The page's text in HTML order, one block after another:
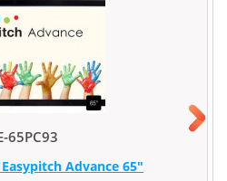
65PC93
Advance 65"